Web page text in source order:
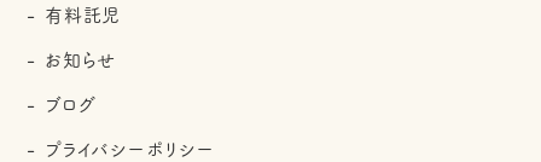
有料託児
お知らせ
ブログ
プライバシーポリシー